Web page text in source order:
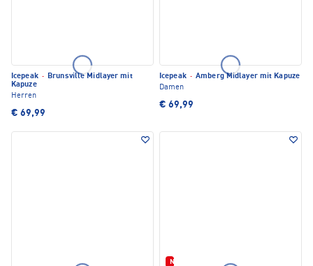
Icepeak · Brunsville Midlayer mit
Kapuze
Herren
€ 69,99
Icepeak · Amberg Midlayer mit Kapuze
Damen
€ 69,99
Neu